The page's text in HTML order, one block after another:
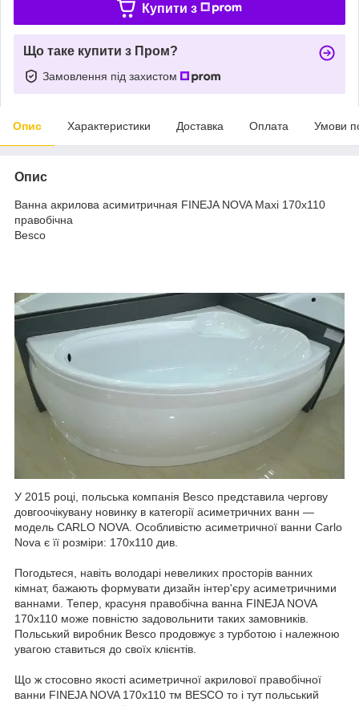
Купити з
Що таке купити з Пром?
Замовлення під захистом
Опис Характеристики Доставка Оплата Умови
Опис
Ванна акрилова асимитричная FINEJA NOVA Maxi 170х110
правобічна
Besco
У 2015 році, польська компанія Besco представила чергову
довгоочікувану новинку в категорії асиметричних ванн ―
модель CARLO NOVA. Особливістю асиметричної ванни Carlo
Nova є її розміри: 170х110 див.
Погодьтеся, навіть володарі невеликих просторів ванних
кімнат, бажають формувати дизайн інтер'єру асиметричними
ваннами. Тепер, красуня правобічна ванна FINEJA NOVA
170х110 може повністю задовольнити таких замовників.
Польський виробник Besco продовжує з турботою і належною
увагою ставиться до своїх клієнтів.
Що ж стосовно якості асиметричної акрилової правобічної
ванни FINEJA NOVA 170х110 тм BESCO то і тут польський